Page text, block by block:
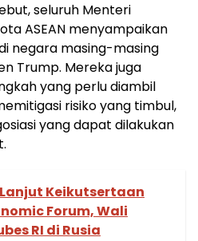
seluruh Menteri
ASEAN menyampaikan
negara masing-masing
Trump. Mereka juga
yang perlu diambil
risiko yang timbul,
yang dapat dilakukan
Keikutsertaan
Forum, Wali
RI di Rusia